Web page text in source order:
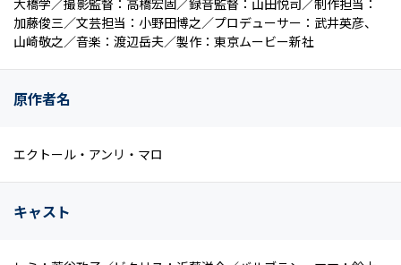
大橋学／撮影監督：高橋宏固／録音監督：山田悦司／制作担当：
加藤俊三／文芸担当：小野田博之／プロデューサー：武井英彦、
山崎敬之／音楽：渡辺岳夫／製作：東京ムービー新社
原作者名
エクトール・アンリ・マロ
キャスト